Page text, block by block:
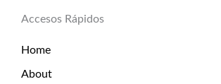
Accesos Rápidos
Home
About